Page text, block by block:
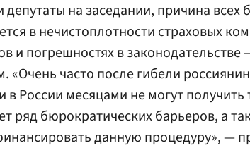
на заседании, причина всех
в нечистоплотности страховых
и погрешностях в законодательстве
«Очень часто после гибели
в России месяцами не могут получить
ряд бюрократических барьеров, а
данную процедуру», —